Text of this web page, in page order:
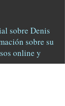
sobre Denis
sobre su
online y